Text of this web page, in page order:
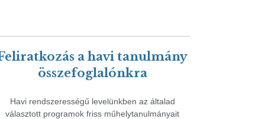
a havi tanulmány
összefoglalónkra
Havi rendszerességű levelünkben az általad
választott programok friss műhelytanulmányait